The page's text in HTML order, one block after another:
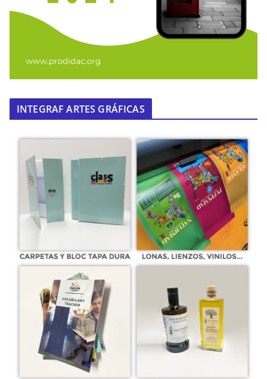
INTEGRAF ARTES GRÁFICAS